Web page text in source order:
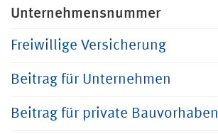
Unternehmensnummer
Freiwillige Versicherung
Beitrag für Unternehmen
Beitrag für private Bauvorhaben